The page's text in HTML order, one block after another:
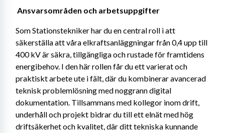
Ansvarsområden och arbetsuppgifter
Som Stationstekniker har du en central roll i att
säkerställa att våra elkraftsanläggningar från 0,4 upp till
400 kV är säkra, tillgängliga och rustade för framtidens
energibehov. I den här rollen får du ett varierat och
praktiskt arbete ute i fält, där du kombinerar avancerad
teknisk problemlösning med noggrann digital
dokumentation. Tillsammans med kollegor inom drift,
underhåll och projekt bidrar du till ett elnät med hög
driftsäkerhet och kvalitet, där ditt tekniska kunnande